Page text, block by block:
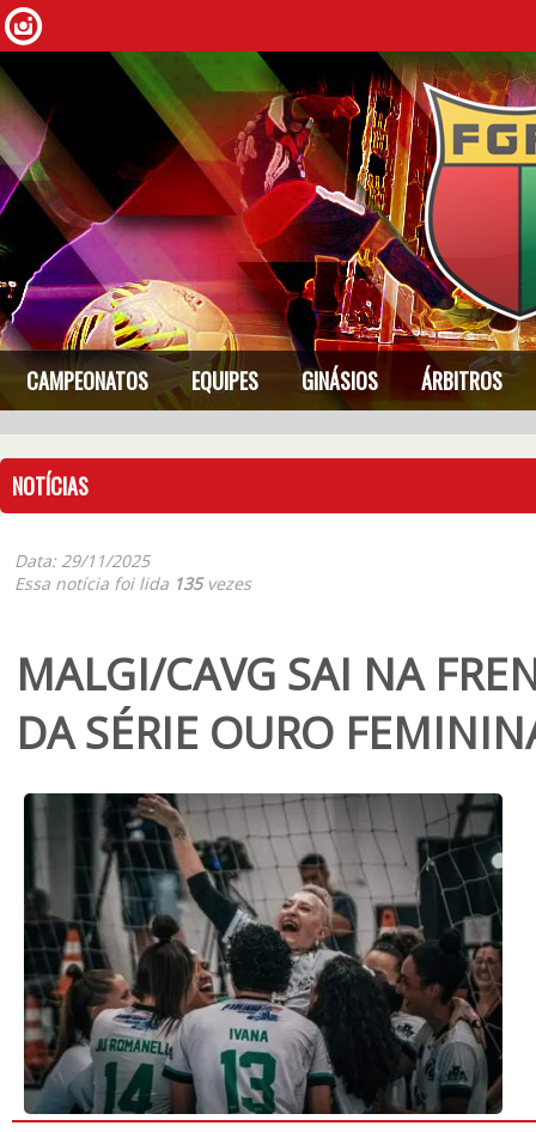
CAMPEONATOS EQUIPES GINÁSIOS ÁRBITROS
NOTÍCIAS
Data: 29/11/2025
Essa notícia foi lida 135vezes
MALGI/CAVG SAI NA
DA SÉRIE OURO